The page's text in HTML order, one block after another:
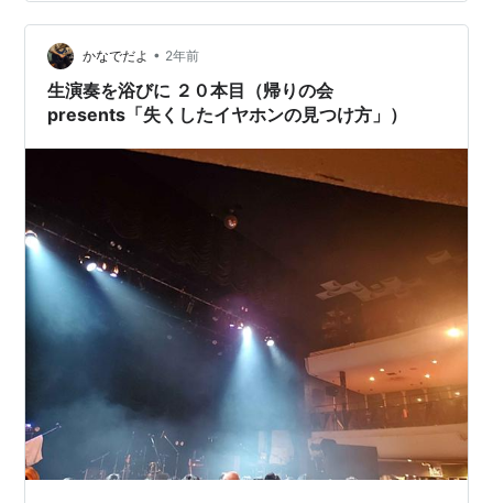
かなでだよ • 2年前
生演奏を浴びに ２０本目（帰りの会
presents「失くしたイヤホンの見つけ方」）